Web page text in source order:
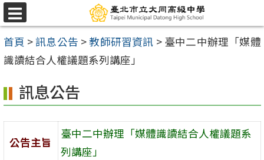
跳
至
主
要
容
區
選
單
首頁 >訊息公告 >教師研習資訊 > 臺中二中辦理「媒體
識讀結合人權議題系列講座」
訊息公告
公告主旨
臺中二中辦理「媒體識讀結合人權議題系
列講座」